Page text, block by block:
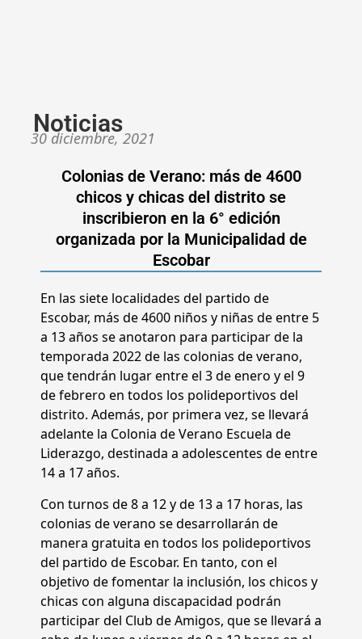
Noticias
30 diciembre, 2021
Colonias de Verano: más de 4600
chicos y chicas del distrito se
inscribieron en la 6° edición
organizada por la Municipalidad de
Escobar
En las siete localidades del partido de
Escobar, más de 4600 niños y niñas de entre 5
a 13 años se anotaron para participar de la
temporada 2022 de las colonias de verano,
que tendrán lugar entre el 3 de enero y el 9
de febrero en todos los polideportivos del
distrito. Además, por primera vez, se llevará
adelante la Colonia de Verano Escuela de
Liderazgo, destinada a adolescentes de entre
14 a 17 años.
Con turnos de 8 a 12 y de 13 a 17 horas, las
colonias de verano se desarrollarán de
manera gratuita en todos los polideportivos
del partido de Escobar. En tanto, con el
objetivo de fomentar la inclusión, los chicos y
chicas con alguna discapacidad podrán
participar del Club de Amigos, que se llevará a